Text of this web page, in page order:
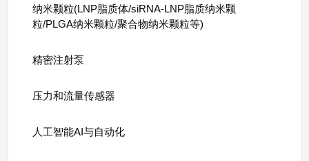
纳米颗粒(LNP脂质体/siRNA-LNP脂质纳米颗
粒/PLGA纳米颗粒/聚合物纳米颗粒等)
精密注射泵
压力和流量传感器
人工智能AI与自动化